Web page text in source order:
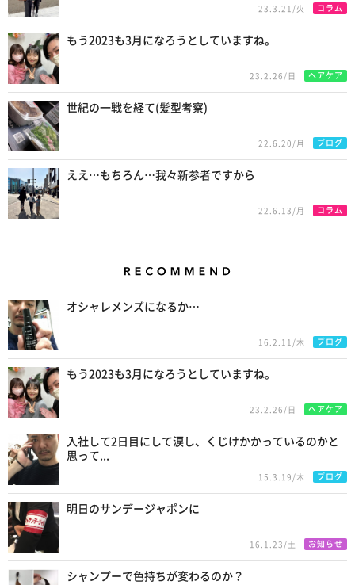
23.3.21/火 コラム
もう2023も3月になろうとしていますね。
23.2.26/日 ヘアケア
世紀の一戦を経て(髪型考察)
22.6.20/月 ブログ
ええ…もちろん…我々新参者ですから
22.6.13/月 コラム
オシャレメンズになるか…
16.2.11/木 ブログ
もう2023も3月になろうとしていますね。
23.2.26/日 ヘアケア
入社して2日目にして涙し、くじけかかっているのかと
思って...
15.3.19/木 ブログ
明日のサンデージャポンに
16.1.23/土 お知らせ
シャンプーで色持ちが変わるのか？